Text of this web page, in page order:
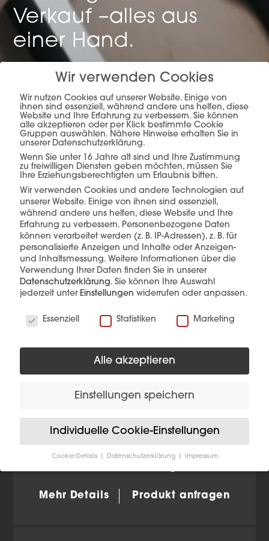
Verkauf –alles aus
einer Hand.
mehr erfahren
Diese Produkte könnten Sie auch
interessieren
NV EB SNOK Gold gebürstet
Mehr Details Produkt anfragen
Wir verwenden Cookies
Wir nutzen Cookies auf unserer Website. Einige von
ihnen sind essenziell, während andere uns helfen, diese
Website und Ihre Erfahrung zu verbessern. Sie können
alle akzeptieren oder per Klick bestimmte Cookie
Gruppen auswählen. Nähere Hinweise erhalten Sie in
unserer Datenschutzerklärung.
Wenn Sie unter 16 Jahre alt sind und Ihre Zustimmung
zu freiwilligen Diensten geben möchten, müssen Sie
Ihre Erziehungsberechtigten um Erlaubnis bitten.
Wir verwenden Cookies und andere Technologien auf
unserer Website. Einige von ihnen sind essenziell,
während andere uns helfen, diese Website und Ihre
Erfahrung zu verbessern. Personenbezogene Daten
können verarbeitet werden (z. B. IP-Adressen), z. B. für
personalisierte Anzeigen und Inhalte oder Anzeigen-
und Inhaltsmessung. Weitere Informationen über die
Verwendung Ihrer Daten finden Sie in unserer
Datenschutzerklärung. Sie können Ihre Auswahl
jederzeit unter Einstellungen widerrufen oder anpassen.
Essenziell
Statistiken Marketing
Alle akzeptieren
Einstellungen speichern
Individuelle Cookie-Einstellungen
Cookie-Details Datenschutzerklärung Impressum
Datenschutzeinstellungen
Wenn Sie unter 16 Jahre alt sind und Ihre Zustimmung
zu freiwilligen Diensten geben möchten, müssen Sie